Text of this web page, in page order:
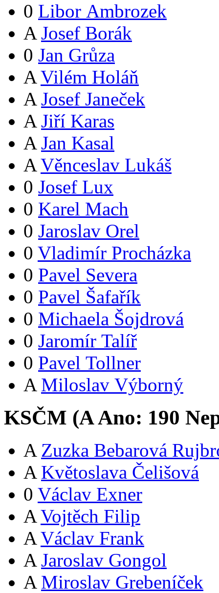
0 Libor Ambrozek
A Josef Borák
0 Jan Grůza
A Vilém Holáň
A Josef Janeček
A Jiří Karas
A Jan Kasal
A Věnceslav Lukáš
0 Josef Lux
0 Karel Mach
0 Jaroslav Orel
0 Vladimír Procházka
0 Pavel Severa
0 Pavel Šafařík
0 Michaela Šojdrová
0 Jaromír Talíř
0 Pavel Tollner
A Miloslav Výborný
KSČM (AAno: 190
A Zuzka Bebarová
A Květoslava Čelišová
0 Václav Exner
A Vojtěch Filip
A Václav Frank
A Jaroslav Gongol
A Miroslav Grebeníček